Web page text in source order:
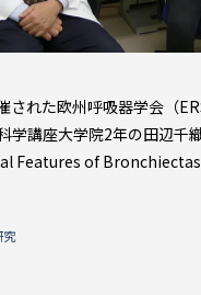
された欧州呼吸器学会（
学講座大学院2年の田辺千
Features of
究